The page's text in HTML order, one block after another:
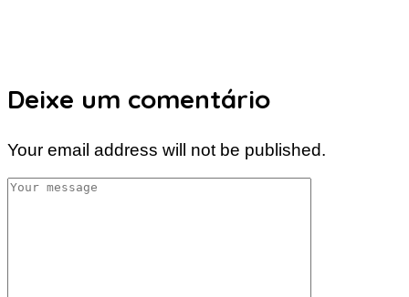
Deixe um comentário
Your email address will not be published.